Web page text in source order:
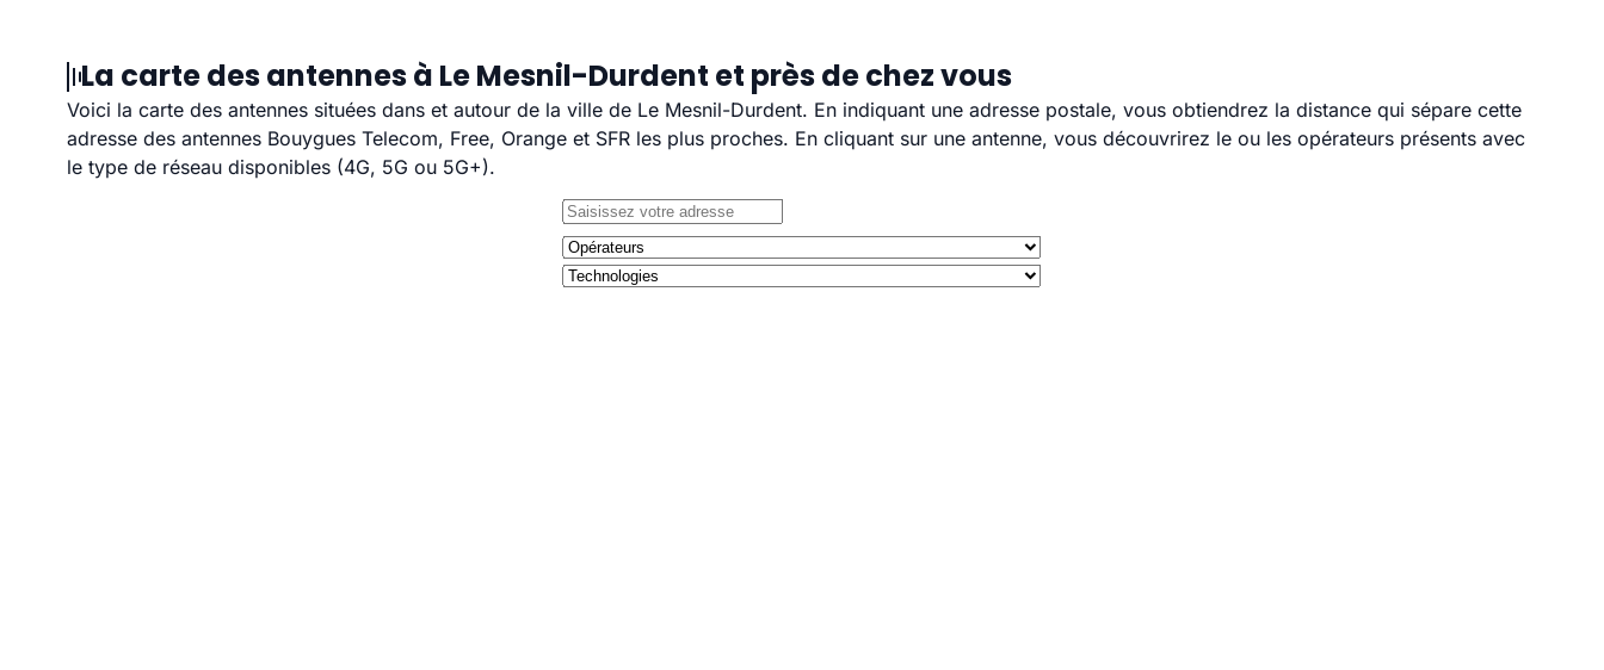
La carte des antennes à Le Mesnil-Durdent et près de chez vous
Voici la carte des antennes situées dans et autour de la ville de Le Mesnil-Durdent. En indiquant une adresse postale, vous obtiendrez la distance qui sépare cette
adresse des antennes Bouygues Telecom, Free, Orange et SFR les plus proches. En cliquant sur une antenne, vous découvrirez le ou les opérateurs présents avec
le type de réseau disponibles (4G, 5G ou 5G+).